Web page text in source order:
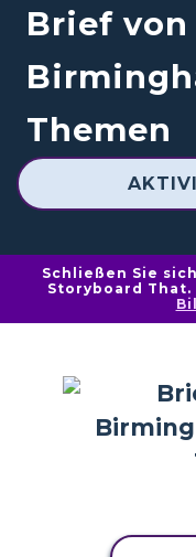
Brief
Themen
Schließen Sie
Storyboard That.